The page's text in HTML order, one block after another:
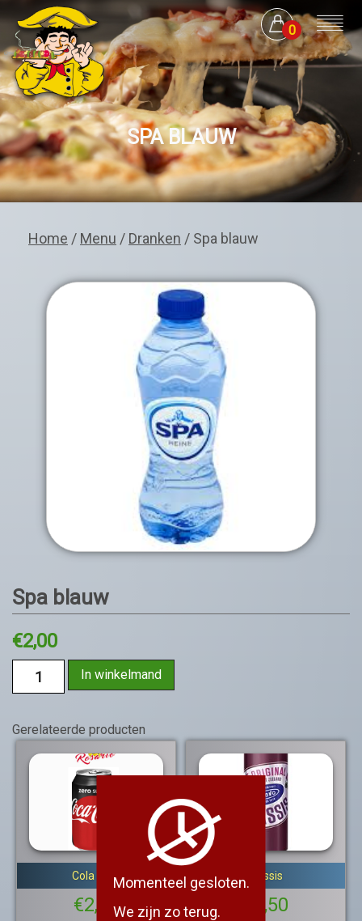
0
SPA BLAUW
Home / Menu / Dranken / Spa blauw
Spa blauw
€2,00
In winkelmand
Gerelateerde producten
Cola Zero
€2,00
Cassis
2,50
Momenteel gesloten.
We zijn zo terug.